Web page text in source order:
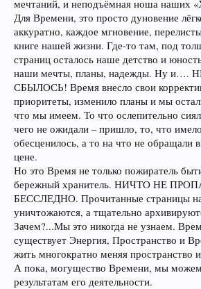
мечтаний, и неподъёмная ноша наших
Для Времени, это просто дуновение
аккуратно, каждое мгновение,
книге нашей жизни. Где-то там, под
страниц осталось наше детство и
наши мечты, планы, надежды. Ну и….
СБЫЛОСЬ! Время внесло свои
приоритеты, изменило планы и мы
что мы имеем. То что ослепительно
чего не ожидали – пришло, то, что
обесценилось, а то на что не обращали
цене.
Но это Время не только пожиратель
бережный хранитель. НИЧТО НЕ
БЕССЛЕДНО. Прочитанные страницы
уничтожаются, а тщательно
Зачем?...Мы это никогда не узнаем.
существует Энергия, Пространство и
жить многократно меняя пространство
А пока, могущество Времени, мы
результатам его деятельности.